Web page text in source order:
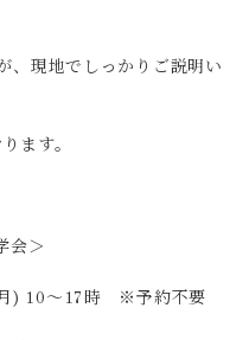
、現地でしっかりご説明い
ます。
会＞
) 10～17時 ※予約不要